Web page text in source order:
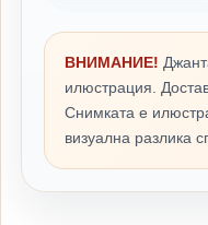
ВНИМАНИЕ!
илюстрация.
Снимката е
визуална разлика